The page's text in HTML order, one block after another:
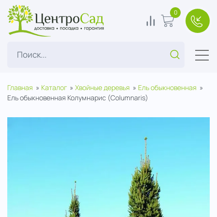
ЦентроСад
Поиск...
0 В корзину
0
Главная Каталог Хвойные деревья
Ель обыкновенная
Ель обыкновенная Колумнарис (Columnaris)